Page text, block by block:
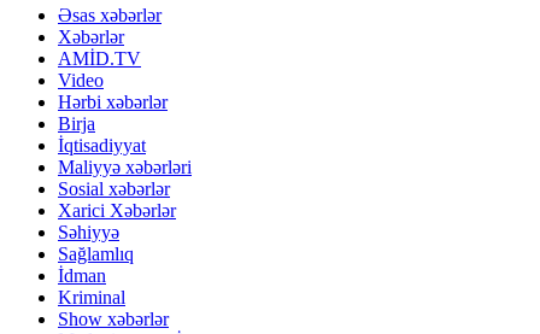
Əsas xəbərlər
Xəbərlər
AMİD.TV
Video
Hərbi xəbərlər
Birja
İqtisadiyyat
Maliyyə xəbərləri
Sosial xəbərlər
Xarici Xəbərlər
Səhiyyə
Sağlamlıq
İdman
Kriminal
Show xəbərlər